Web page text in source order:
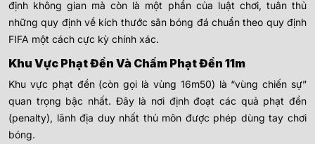
định không gian mà còn là một phần của luật chơi, tuân thủ
những quy định về kích thước sân bóng đá chuẩn theo quy định
FIFA một cách cực kỳ chính xác.
Khu Vực Phạt Đền Và Chấm Phạt Đền 11m
Khu vực phạt đền (còn gọi là vùng 16m50) là “vùng chiến sự”
quan trọng bậc nhất. Đây là nơi định đoạt các quả phạt đền
(penalty), lãnh địa duy nhất thủ môn được phép dùng tay chơi
bóng.